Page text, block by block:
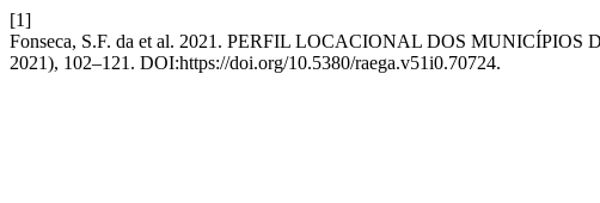
[1]
Fonseca, S.F. da et al. 2021. PERFIL LOCACIONAL DOS
2021), 102–121. DOI:https://doi.org/10.5380/raega.v51i0.70724.